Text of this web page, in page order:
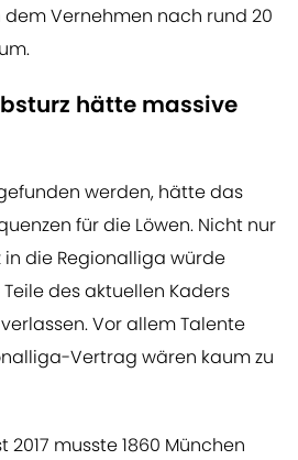
dem Vernehmen nach rund 20
hätte massive
werden, hätte das
für die Löwen. Nicht nur
die Regionalliga würde
des aktuellen Kaders
Vor allem Talente
Vertrag wären kaum zu
2017 musste 1860 München